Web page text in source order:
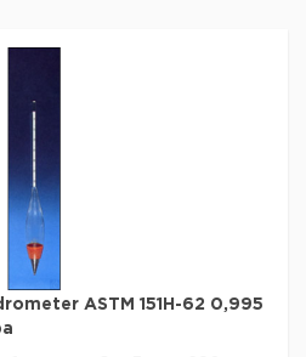
ASTM 151H-62 0,995